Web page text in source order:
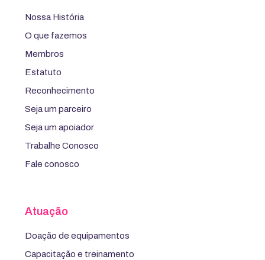
Nossa História
O que fazemos
Membros
Estatuto
Reconhecimento
Seja um parceiro
Seja um apoiador
Trabalhe Conosco
Fale conosco
Atuação
Doação de equipamentos
Capacitação e treinamento